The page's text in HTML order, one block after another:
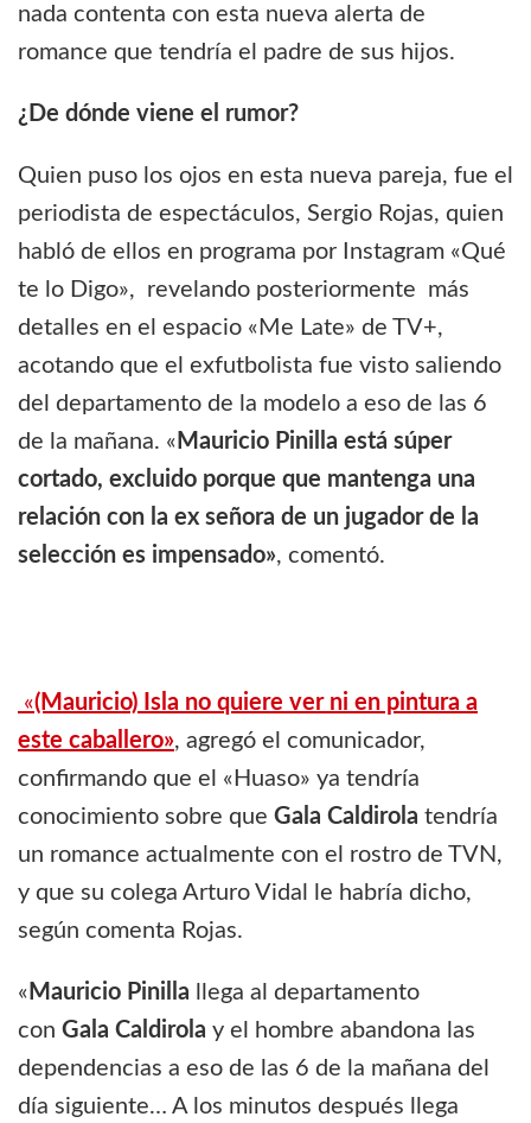
nada contenta con esta nueva alerta de
romance que tendría el padre de sus hijos.
¿De dónde viene el rumor?
Quien puso los ojos en esta nueva pareja, fue el
periodista de espectáculos, Sergio Rojas, quien
habló de ellos en programa por Instagram «Qué
te lo Digo», revelando posteriormente más
detalles en el espacio «Me Late» de TV+,
acotando que el exfutbolista fue visto saliendo
del departamento de la modelo a eso de las 6
de la mañana. « Mauricio Pinilla está súper
cortado, excluido porque que mantenga una
relación con la ex señora de un jugador de la
selección es impensado», comentó.
«(Mauricio) Isla no quiere ver ni en pintura a
este caballero», agregó el comunicador,
confirmando que el «Huaso» ya tendría
conocimiento sobre que Gala Caldirola tendría
un romance actualmente con el rostro de TVN,
y que su colega Arturo Vidal le habría dicho,
según comenta Rojas.
« Mauricio Pinilla llega al departamento
con Gala Caldirola y el hombre abandona las
dependencias a eso de las 6 de la mañana del
día siguiente… A los minutos después llega